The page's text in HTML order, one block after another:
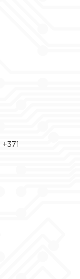
+371